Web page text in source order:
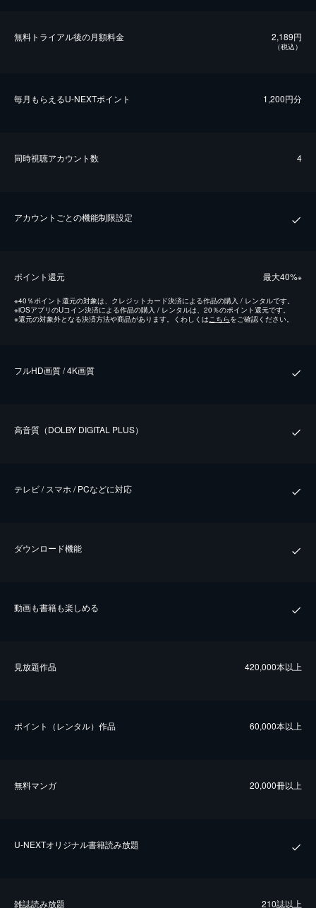
無料トライアル後の⽉額料金 2,189円
（税込）
毎⽉もらえるU-NEXTポイント 1,200円分
同時視聴アカウント数 4
アカウントごとの機能制限設定
ポイント還元 最⼤40%※
※40％ポイント還元の対象は、クレジットカード決済による作品の購入 / レンタルです。
※iOSアプリのUコイン決済による作品の購入 / レンタルは、20％のポイント還元です。
※還元の対象外となる決済方法や商品があります。くわしくはこちらをご確認ください。
フルHD画質 / 4K画質
⾼⾳質（DOLBY DIGITAL PLUS）
テレビ / スマホ / PCなどに対応
ダウンロード機能
動画も書籍も楽しめる
⾒放題作品 420,000本以上
ポイント（レンタル）作品 60,000本以上
無料マンガ 20,000冊以上
U-NEXTオリジナル書籍読み放題
雑誌読み放題 210誌以上